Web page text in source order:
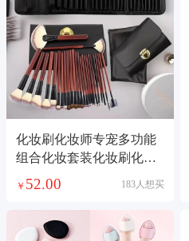
化妆刷化妆师专宠多功能
组合化妆套装化妆刷化妆
品套装
￥ 52.00 183人想买